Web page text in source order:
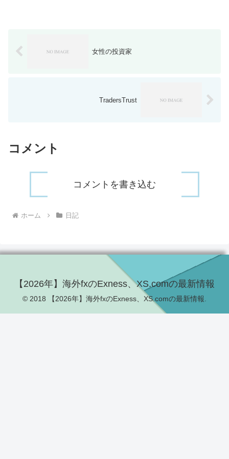
女性の投資家
TradersTrust
コメント
コメントを書き込む
ホーム 日記
【2026年】海外fxのExness、XS.comの最新情報
© 2018 【2026年】海外fxのExness、XS.comの最新情報.